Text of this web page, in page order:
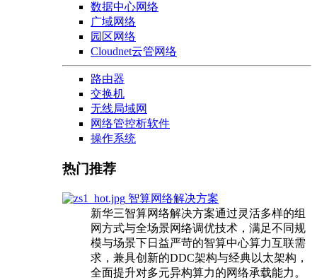
数据中心网络
广域网络
园区网络
Cloudnet云管网络
路由器
交换机
无线局域网
网络管控析软件
操作系统
热门推荐
智算网络解决方案
新华三智算网络解决方案通过灵活多样的组
网方式与全场景网络调优技术，满足不同规
模与场景下日益严苛的智算中心算力互联需
求，兼具创新的DDC架构与经典以太架构，
全面提升对多元异构算力的网络承载能力。